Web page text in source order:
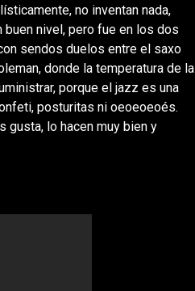
no inventan nada,
buen nivel, pero fue en los dos
sendos duelos entre el saxo
donde la temperatura de la
porque el jazz es una
posturitas ni oeoeoeoés.
gusta, lo hacen muy bien y